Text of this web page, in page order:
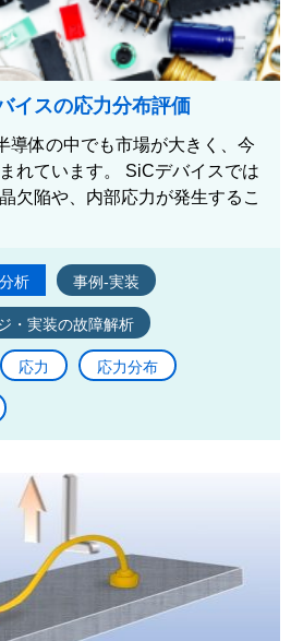
イスの応力分布評価
導体の中でも市場が大きく、今
れています。 SiCデバイスでは
欠陥や、内部応力が発生するこ
析 事例-実装
・実装の故障解析
応力 応力分布